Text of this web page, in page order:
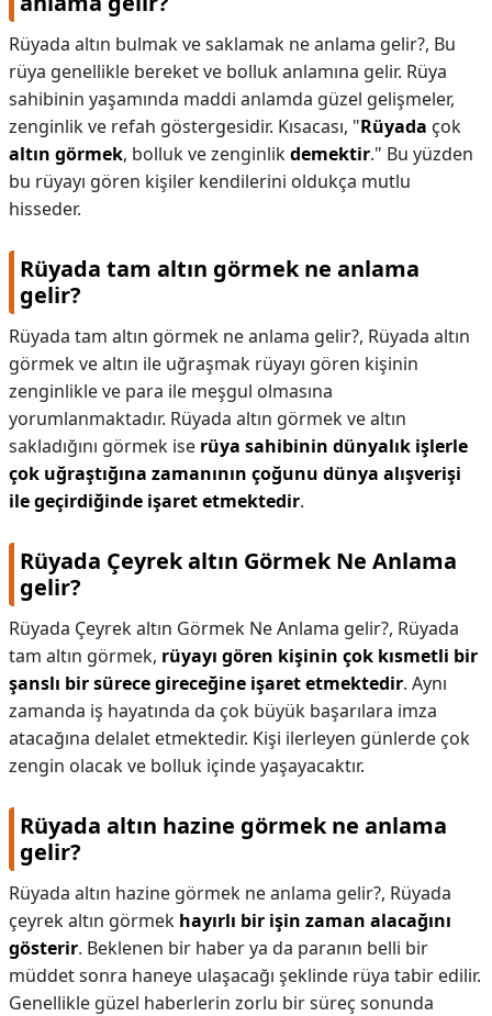
Rüyada altın bulmak ve saklamak ne anlama gelir?, Bu
rüya genellikle bereket ve bolluk anlamına gelir. Rüya
sahibinin yaşamında maddi anlamda güzel gelişmeler,
zenginlik ve refah göstergesidir. Kısacası, "Rüyada çok
altın görmek, bolluk ve zenginlikdemektir." Bu yüzden
bu rüyayı gören kişiler kendilerini oldukça mutlu
hisseder.
Rüyada tam altın görmek ne anlama
gelir?
Rüyada tam altın görmek ne anlama gelir?, Rüyada altın
görmek ve altın ile uğraşmak rüyayı gören kişinin
zenginlikle ve para ile meşgul olmasına
yorumlanmaktadır. Rüyada altın görmek ve altın
sakladığını görmek ise rüya sahibinin dünyalık işlerle
çok uğraştığına zamanının çoğunu dünya alışverişi
ile geçirdiğinde işaret etmektedir.
Rüyada Çeyrek altın Görmek Ne Anlama
gelir?
Rüyada Çeyrek altın Görmek Ne Anlama gelir?, Rüyada
tam altın görmek, rüyayı gören kişinin çok kısmetli bir
şanslı bir sürece gireceğine işaret etmektedir. Aynı
zamanda iş hayatında da çok büyük başarılara imza
atacağına delalet etmektedir. Kişi ilerleyen günlerde çok
zengin olacak ve bolluk içinde yaşayacaktır.
Rüyada altın hazine görmek ne anlama
gelir?
Rüyada altın hazine görmek ne anlama gelir?, Rüyada
çeyrek altın görmek hayırlı bir işin zaman alacağını
gösterir. Beklenen bir haber ya da paranın belli bir
müddet sonra haneye ulaşacağı şeklinde rüya tabir edilir.
Genellikle güzel haberlerin zorlu bir süreç sonunda